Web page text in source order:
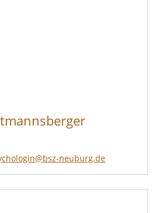
neuburg.de